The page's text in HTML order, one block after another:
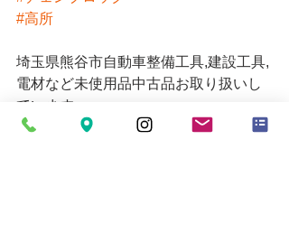
#高所
埼玉県熊谷市自動車整備工具,建設工具,
電材など未使用品中古品お取り扱いし
ています。
ご来店お待ちしております。